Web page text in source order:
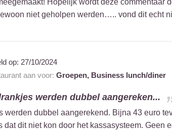
Hopelijk wordt deze
niet geholpen werden….. vond dit echt
op: 27/10/2024
aan voor: Groepen, Business lunch/diner
werden dubbel aangereken...
werden dubbel aangerekend. Bijna 43 euro
dat dit niet kon door het kassasysteem. Geen